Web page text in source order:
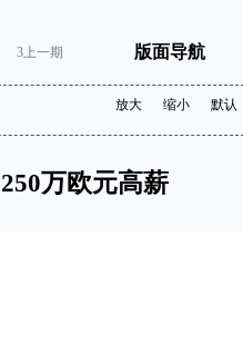
3上一期 版面导航
放大 缩小 默认
万欧元高薪